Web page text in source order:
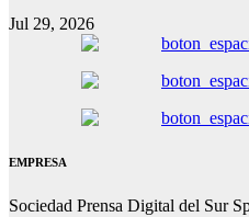
Jul 29, 2026
EMPRESA
Sociedad Prensa Digital del Sur